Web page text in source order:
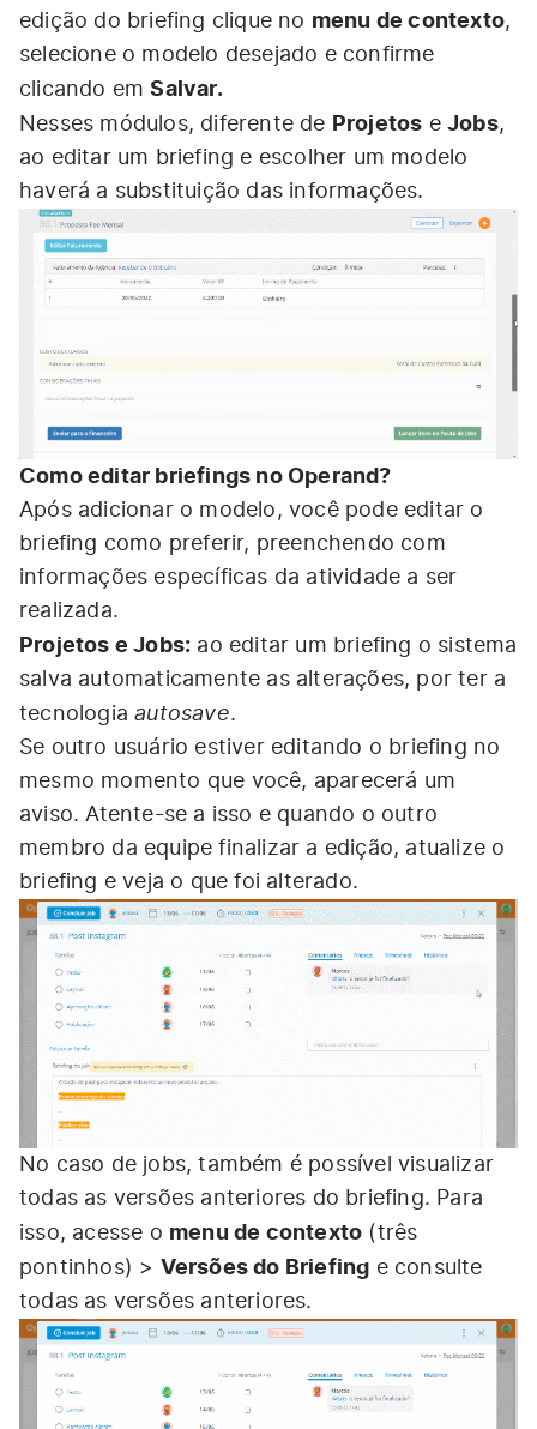
edição do briefing clique no menu de contexto,
selecione o modelo desejado e confirme
clicando emSalvar.
Nesses módulos, diferente de Projetos eJobs,
ao editar um briefing e escolher um modelo
haverá a substituição das informações.
Como editar briefings no Operand?
Após adicionar o modelo, você pode editar o
briefing como preferir, preenchendo com
informações específicas da atividade a ser
realizada.
Projetos e Jobs: ao editar um briefing o sistema
salva automaticamente as alterações, por ter a
tecnologiaautosave.
Se outro usuário estiver editando o briefing no
mesmo momento que você, aparecerá um
aviso. Atente-se a isso e quando o outro
membro da equipe finalizar a edição, atualize o
briefing e veja o que foi alterado.
No caso de jobs, também é possível visualizar
todas as versões anteriores do briefing. Para
isso, acesse o menu de contexto (três
pontinhos) > Versões do Briefing e consulte
todas as versões anteriores.